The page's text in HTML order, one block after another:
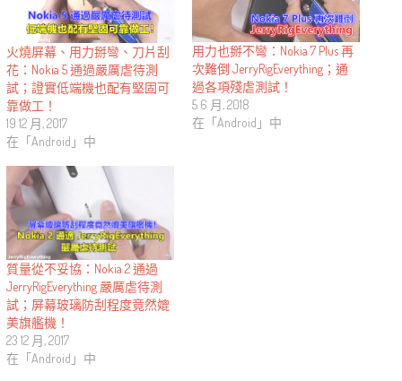
火燒屏幕、用力掰彎、刀片刮
花：Nokia 5 通過嚴厲虐待測
試；證實低端機也配有堅固可
靠做工！
19 12 月, 2017
在「Android」中
用力也掰不彎：Nokia 7 Plus 再
次難倒 JerryRigEverything；通
過各項殘虐測試！
5 6 月, 2018
在「Android」中
質量從不妥協：Nokia 2 通過
JerryRigEverything 嚴厲虐待測
試；屏幕玻璃防刮程度竟然媲
美旗艦機！
23 12 月, 2017
在「Android」中